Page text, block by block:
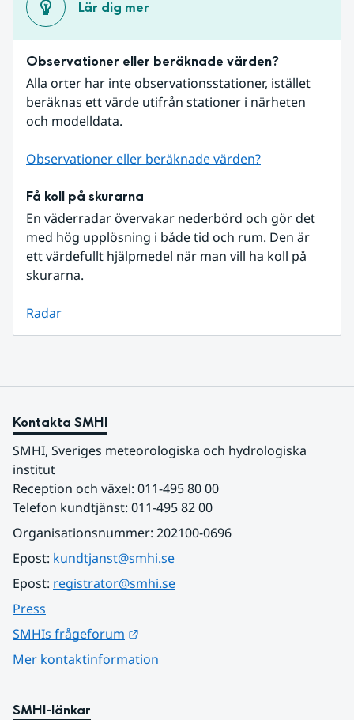
Lär dig mer
Observationer eller beräknade värden?
Alla orter har inte observationsstationer, istället
beräknas ett värde utifrån stationer i närheten
och modelldata.
Observationer eller beräknade värden?
Få koll på skurarna
En väderradar övervakar nederbörd och gör det
med hög upplösning i både tid och rum. Den är
ett värdefullt hjälpmedel när man vill ha koll på
skurarna.
Radar
Kontakta SMHI
SMHI, Sveriges meteorologiska och hydrologiska
institut
Reception och växel: 011-495 80 00
Telefon kundtjänst: 011-495 82 00
Organisationsnummer: 202100-0696
Epost: kundtjanst@smhi.se
Epost: registrator@smhi.se
Press
SMHIs frågeforum
Mer kontaktinformation
SMHI-länkar